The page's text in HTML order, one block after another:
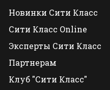
Новинки Сити Класс
Сити Класс Online
Эксперты Сити Класс
Партнерам
Клуб "Сити Класс"